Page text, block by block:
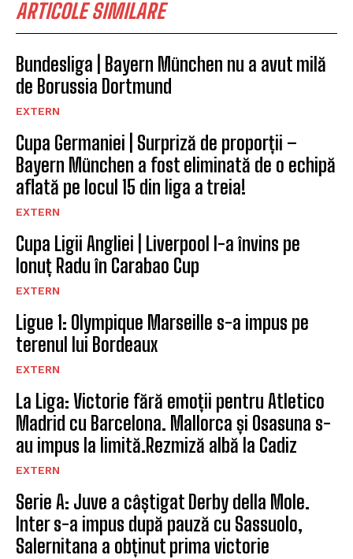
ARTICOLE SIMILARE
Bundesliga | Bayern München nu a avut milă
de Borussia Dortmund
EXTERN
Cupa Germaniei | Surpriză de proporții –
Bayern München a fost eliminată de o echipă
aflată pe locul 15 din liga a treia!
EXTERN
Cupa Ligii Angliei | Liverpool l-a învins pe
Ionuț Radu în Carabao Cup
EXTERN
Ligue 1: Olympique Marseille s-a impus pe
terenul lui Bordeaux
EXTERN
La Liga: Victorie fără emoții pentru Atletico
Madrid cu Barcelona. Mallorca și Osasuna s-
au impus la limită.Rezmiză albă la Cadiz
EXTERN
Serie A: Juve a câștigat Derby della Mole.
Inter s-a impus după pauză cu Sassuolo,
Salernitana a obținut prima victorie